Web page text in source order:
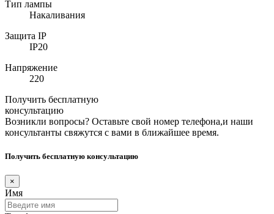
Тип лампы
Накаливания
Защита IP
IP20
Напряжение
220
Получить бесплатную
консультацию
Возникли вопросы? Оставьте свой номер телефона,и наши
консультанты свяжутся с вами в ближайшее время.
Получить бесплатную консультацию
×
Имя